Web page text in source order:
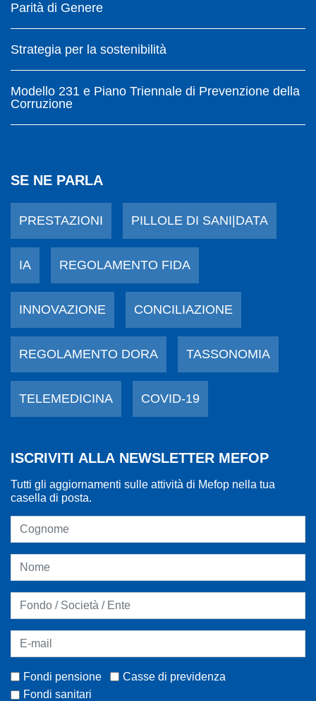
Parità di Genere
Strategia per la sostenibilità
Modello 231 e Piano Triennale di Prevenzione della
Corruzione
SE NE PARLA
PRESTAZIONI PILLOLE DI SANI|DATA
IA REGOLAMENTO FIDA
INNOVAZIONE CONCILIAZIONE
REGOLAMENTO DORA TASSONOMIA
TELEMEDICINA COVID-19
ISCRIVITI ALLA NEWSLETTER MEFOP
Tutti gli aggiornamenti sulle attività di Mefop nella tua
casella di posta.
Fondi pensione
Casse di previdenza
Fondi sanitari